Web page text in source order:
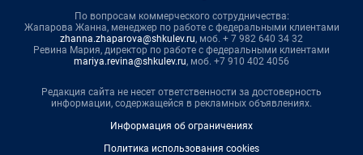
По вопросам коммерческого сотрудничества:
Жапарова Жанна, менеджер по работе с федеральными клиентами
zhanna.zhaparova@shkulev.ru, моб. + 7 982 640 34 32
Ревина Мария, директор по работе с федеральными клиентами
mariya.revina@shkulev.ru, моб. +7 910 402 4056
Редакция сайта не несет ответственности за достоверность
информации, содержащейся в рекламных объявлениях.
Информация об ограничениях
Политика использования cookies